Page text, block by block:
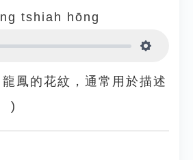
tshiah hōng
鳳的花紋，通常用於描述
)